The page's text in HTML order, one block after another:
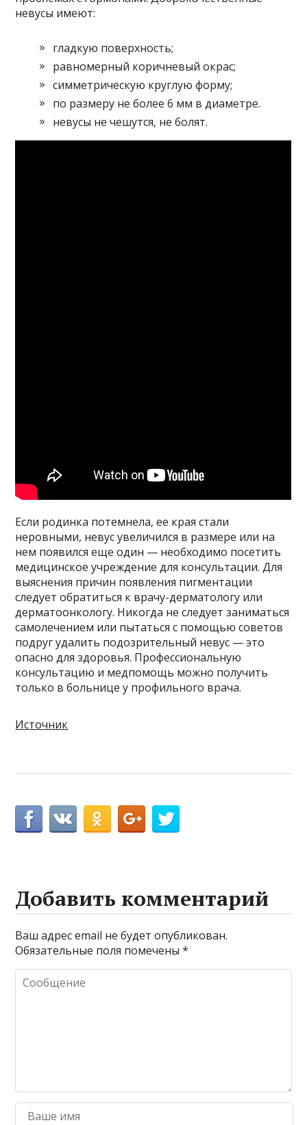
невусы имеют:
гладкую поверхность;
равномерный коричневый окрас;
симметрическую круглую форму;
по размеру не более 6 мм в диаметре.
невусы не чешутся, не болят.
Если родинка потемнела, ее края стали
неровными, невус увеличился в размере или на
нем появился еще один — необходимо посетить
медицинское учреждение для консультации. Для
выяснения причин появления пигментации
следует обратиться к врачу-дерматологу или
дерматоонкологу. Никогда не следует заниматься
самолечением или пытаться с помощью советов
подруг удалить подозрительный невус — это
опасно для здоровья. Профессиональную
консультацию и медпомощь можно получить
только в больнице у профильного врача.
Источник
Добавить комментарий
Ваш адрес email не будет опубликован.
Обязательные поля помечены*